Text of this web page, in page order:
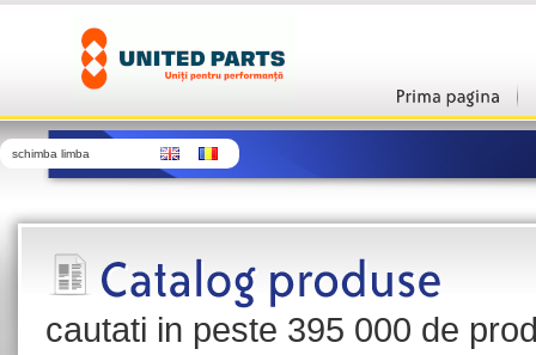
schimba limba
cautati in peste 395 000 de